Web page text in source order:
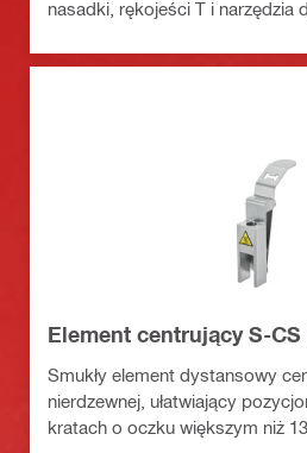
nasadki, rękojeści T i narzędzia
Element centrujący S-CS
Smukły element dystansowy
nierdzewnej, ułatwiający
kratach o oczku większym niż